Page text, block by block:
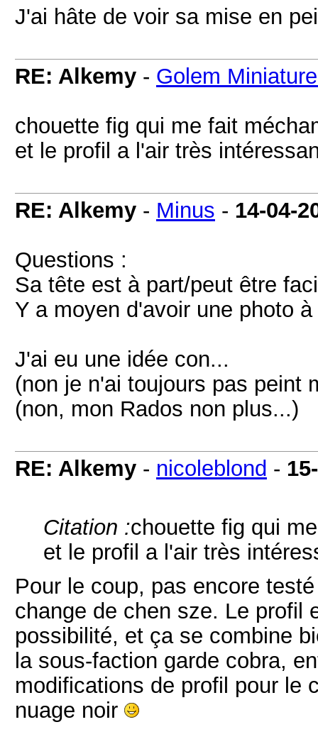
J'ai hâte de voir sa mise en
RE: Alkemy - Golem
chouette fig qui me fait
et le profil a l'air très
RE: Alkemy - Minus - 14-04-
Questions :
Sa tête est à part/peut être
Y a moyen d'avoir une photo
J'ai eu une idée con...
(non je n'ai toujours pas peint
(non, mon Rados non plus...)
RE: Alkemy - nicoleblond -
Citation :chouette fig qui
et le profil a l'air très
Pour le coup, pas encore
change de chen sze. Le profil
possibilité, et ça se combine
la sous-faction garde cobra,
modifications de profil pour le
nuage noir